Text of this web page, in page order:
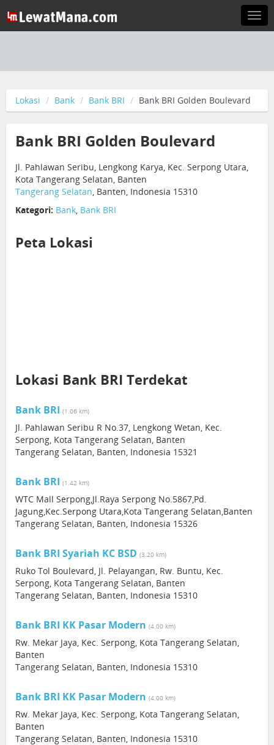
Lokasi Bank Bank BRI Bank BRI Golden Boulevard
Bank BRI Golden Boulevard
Jl. Pahlawan Seribu, Lengkong Karya, Kec. Serpong Utara,
Kota Tangerang Selatan, Banten
Tangerang Selatan, Banten, Indonesia 15310
Kategori: Bank, Bank BRI
Peta Lokasi
Lokasi Bank BRI Terdekat
Bank BRI (1.06 km)
Jl. Pahlawan Seribu R No.37, Lengkong Wetan, Kec.
Serpong, Kota Tangerang Selatan, Banten
Tangerang Selatan, Banten, Indonesia 15321
Bank BRI (1.42 km)
WTC Mall Serpong,Jl.Raya Serpong No.5867,Pd.
Jagung,Kec.Serpong Utara,Kota Tangerang Selatan,Banten
Tangerang Selatan, Banten, Indonesia 15326
Bank BRI Syariah KC BSD (3.20 km)
Ruko Tol Boulevard, Jl. Pelayangan, Rw. Buntu, Kec.
Serpong, Kota Tangerang Selatan, Banten
Tangerang Selatan, Banten, Indonesia 15310
Bank BRI KK Pasar Modern (4.00 km)
Rw. Mekar Jaya, Kec. Serpong, Kota Tangerang Selatan,
Banten
Tangerang Selatan, Banten, Indonesia 15310
Bank BRI KK Pasar Modern (4.00 km)
Rw. Mekar Jaya, Kec. Serpong, Kota Tangerang Selatan,
Banten
Tangerang Selatan, Banten, Indonesia 15310